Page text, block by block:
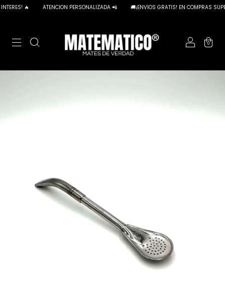
🔥 ATENCION PERSONALIZADA 📲 🚚¡ENVIOS GRATIS! EN COMPRAS
0